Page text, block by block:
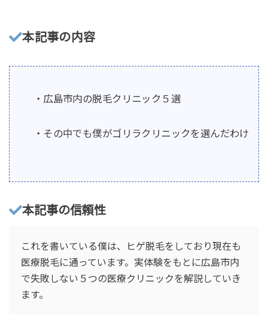
本記事の内容
・広島市内の脱毛クリニック５選
・その中でも僕がゴリラクリニックを選んだわけ
本記事の信頼性
これを書いている僕は、ヒゲ脱毛をしており現在も
医療脱毛に通っています。実体験をもとに広島市内
で失敗しない５つの医療クリニックを解説していき
ます。